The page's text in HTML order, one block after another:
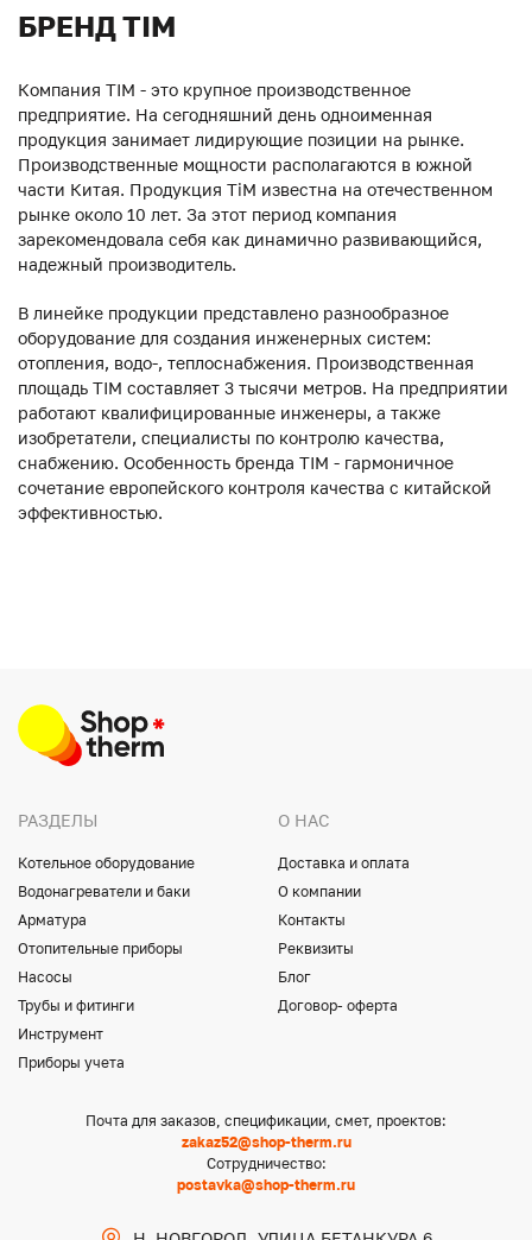
БРЕНД TIM
Компания TIM - это крупное производственное
предприятие. На сегодняшний день одноименная
продукция занимает лидирующие позиции на рынке.
Производственные мощности располагаются в южной
части Китая. Продукция ТiM известна на отечественном
рынке около 10 лет. За этот период компания
зарекомендовала себя как динамично развивающийся,
надежный производитель.
В линейке продукции представлено разнообразное
оборудование для создания инженерных систем:
отопления, водо-, теплоснабжения. Производственная
площадь TIM составляет 3 тысячи метров. На предприятии
работают квалифицированные инженеры, а также
изобретатели, специалисты по контролю качества,
снабжению. Особенность бренда TIM - гармоничное
сочетание европейского контроля качества с китайской
эффективностью.
РАЗДЕЛЫ
Котельное оборудование
Водонагреватели и баки
Арматура
Отопительные приборы
Насосы
Трубы и фитинги
Инструмент
Приборы учета
О НАС
Доставка и оплата
О компании
Контакты
Реквизиты
Блог
Договор- оферта
Почта для заказов, спецификации, смет, проектов:
zakaz52@shop-therm.ru
Сотрудничество:
postavka@shop-therm.ru